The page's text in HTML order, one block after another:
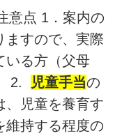
意点 1．案内の
ますので、実際
いる方（父母
2.
児童手当の
、児童を養育す
維持する程度の